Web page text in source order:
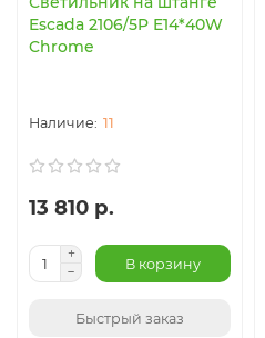
Escada 2106/5P E14*40W
Chrome
11
13 810 р.
В корзину
Быстрый заказ